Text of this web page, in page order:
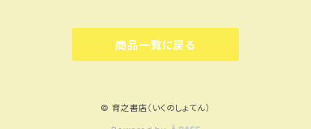
商品一覧に戻る
© 育之書店（いくのしょてん）